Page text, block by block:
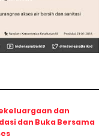
dan
dan Buka Bersama